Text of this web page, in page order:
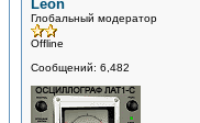
Leon
Глобальный модератор
Offline
Сообщений: 6,482